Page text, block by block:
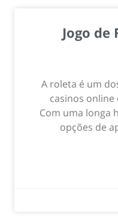
Jogo de
A roleta é um
casinos
Com uma longa
opções de